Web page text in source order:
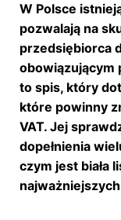
W Polsce
pozwalają na
przedsiębiorca
obowiązującym
to spis, który
które powinny
VAT. Jej
dopełnienia
czym jest biała